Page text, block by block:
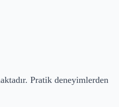
Pratik deneyimlerden